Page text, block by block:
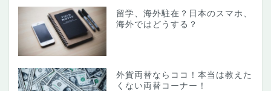
留学、海外駐在？日本のスマホ、
海外ではどうする？
外貨両替ならココ！本当は教えた
くない両替コーナー！